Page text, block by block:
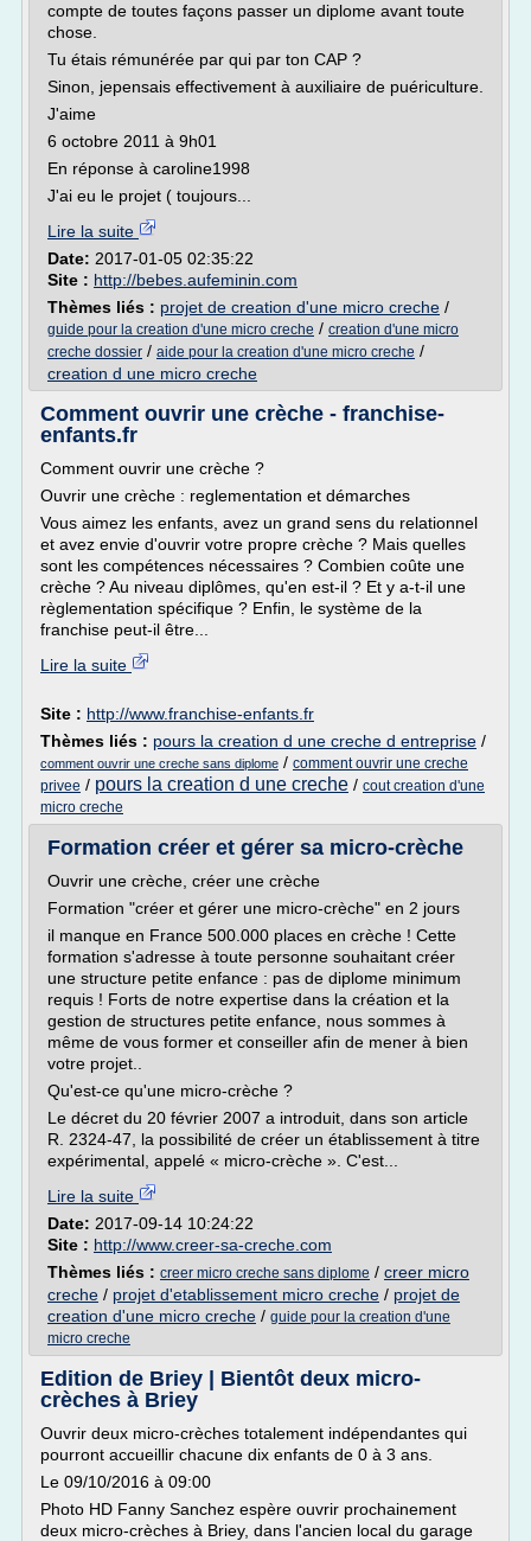
compte de toutes façons passer un diplome avant toute
chose.
Tu étais rémunérée par qui par ton CAP ?
Sinon, jepensais effectivement à auxiliaire de puériculture.
J'aime
6 octobre 2011 à 9h01
En réponse à caroline1998
J'ai eu le projet ( toujours...
Lire la suite
Date: 2017-01-05 02:35:22
Site : http://bebes.aufeminin.com
Thèmes liés : projet de creation d'une micro creche /
guide pour la creation d'une micro creche / creation d'une micro
creche dossier / aide pour la creation d'une micro creche /
creation d une micro creche
Comment ouvrir une crèche - franchise-
enfants.fr
Comment ouvrir une crèche ?
Ouvrir une crèche : reglementation et démarches
Vous aimez les enfants, avez un grand sens du relationnel
et avez envie d'ouvrir votre propre crèche ? Mais quelles
sont les compétences nécessaires ? Combien coûte une
crèche ? Au niveau diplômes, qu'en est-il ? Et y a-t-il une
règlementation spécifique ? Enfin, le système de la
franchise peut-il être...
Lire la suite
Site : http://www.franchise-enfants.fr
Thèmes liés : pours la creation d une creche d entreprise /
comment ouvrir une creche sans diplome / comment ouvrir une creche
privee / pours la creation d une creche / cout creation d'une
micro creche
Formation créer et gérer sa micro-crèche
Ouvrir une crèche, créer une crèche
Formation "créer et gérer une micro-crèche" en 2 jours
il manque en France 500.000 places en crèche ! Cette
formation s'adresse à toute personne souhaitant créer
une structure petite enfance : pas de diplome minimum
requis ! Forts de notre expertise dans la création et la
gestion de structures petite enfance, nous sommes à
même de vous former et conseiller afin de mener à bien
votre projet..
Qu'est-ce qu'une micro-crèche ?
Le décret du 20 février 2007 a introduit, dans son article
R. 2324-47, la possibilité de créer un établissement à titre
expérimental, appelé « micro-crèche ». C'est...
Lire la suite
Date: 2017-09-14 10:24:22
Site : http://www.creer-sa-creche.com
Thèmes liés : creer micro creche sans diplome / creer micro
creche / projet d'etablissement micro creche / projet de
creation d'une micro creche / guide pour la creation d'une
micro creche
Edition de Briey | Bientôt deux micro-
crèches à Briey
Ouvrir deux micro-crèches totalement indépendantes qui
pourront accueillir chacune dix enfants de 0 à 3 ans.
Le 09/10/2016 à 09:00
Photo HD Fanny Sanchez espère ouvrir prochainement
deux micro-crèches à Briey, dans l'ancien local du garage